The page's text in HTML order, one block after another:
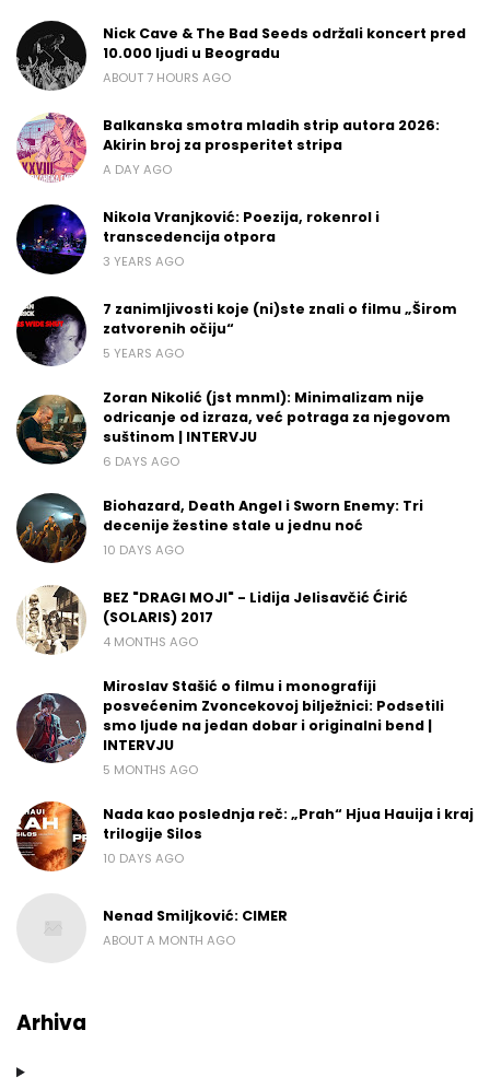
Nick Cave & The Bad Seeds održali koncert pred
10.000 ljudi u Beogradu
ABOUT 7 HOURS AGO
Balkanska smotra mladih strip autora 2026:
Akirin broj za prosperitet stripa
A DAY AGO
Nikola Vranjković: Poezija, rokenrol i
transcedencija otpora
3 YEARS AGO
7 zanimljivosti koje (ni)ste znali o filmu „Širom
zatvorenih očiju“
5 YEARS AGO
Zoran Nikolić (jst mnml): Minimalizam nije
odricanje od izraza, već potraga za njegovom
suštinom | INTERVJU
6 DAYS AGO
Biohazard, Death Angel i Sworn Enemy: Tri
decenije žestine stale u jednu noć
10 DAYS AGO
BEZ "DRAGI MOJI" - Lidija Jelisavčić Ćirić
(SOLARIS) 2017
4 MONTHS AGO
Miroslav Stašić o filmu i monografiji
posvećenim Zvoncekovoj bilježnici: Podsetili
smo ljude na jedan dobar i originalni bend |
INTERVJU
5 MONTHS AGO
Nada kao poslednja reč: „Prah“ Hjua Hauija i kraj
trilogije Silos
10 DAYS AGO
Nenad Smiljković: CIMER
ABOUT A MONTH AGO
Arhiva